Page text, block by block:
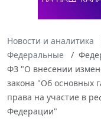
Новости и аналитика
Федеральные
ФЗ "О внесении
закона "Об основных
права на участие в
Федерации"